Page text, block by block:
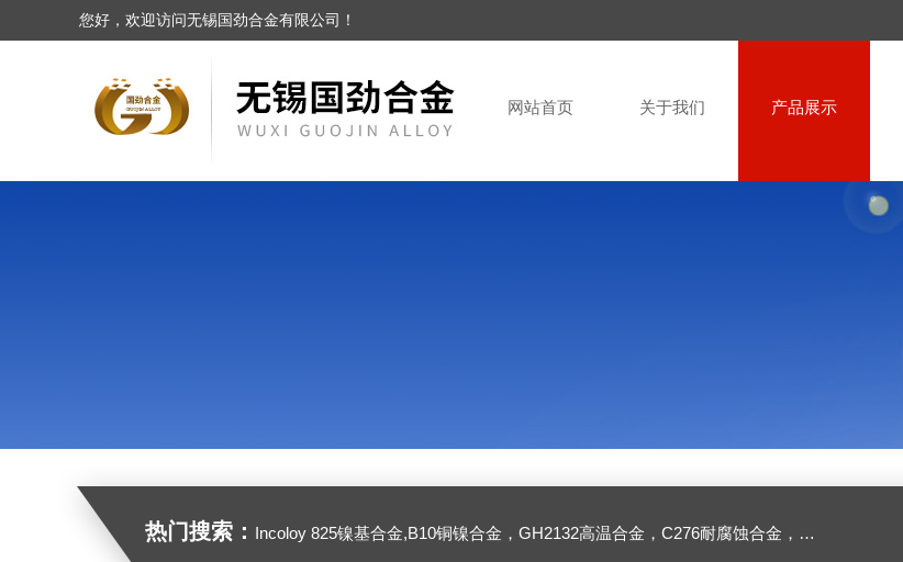
您好，欢迎访问无锡国劲合金有限公司！
网站首页 关于我们 产品展示
热门搜索： Incoloy 825镍基合金,B10铜镍合金，GH2132高温合金，C276耐腐蚀合金，1J50精密合金，Inconel600镍基合金